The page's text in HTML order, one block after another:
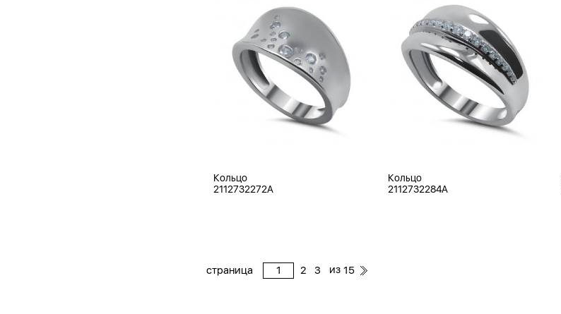
Кольцо
2112732272A
Кольцо
2112732284A
страница 2 3 из 15